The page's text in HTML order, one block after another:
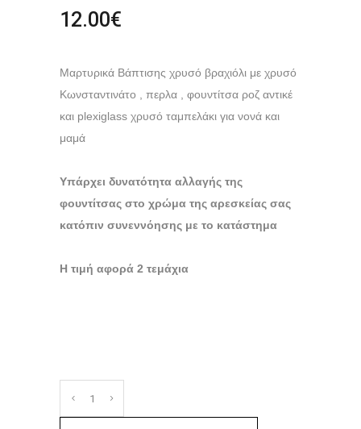
12.00€
Μαρτυρικά Βάπτισης χρυσό βραχιόλι με χρυσό
Κωνσταντινάτο , περλα , φουντίτσα ροζ αντικέ
και plexiglass χρυσό ταμπελάκι για νονά και
μαμά
Υπάρχει δυνατότητα αλλαγής της
φουντίτσας στο χρώμα της αρεσκείας σας
κατόπιν συνεννόησης με το κατάστημα
Η τιμή αφορά 2 τεμάχια